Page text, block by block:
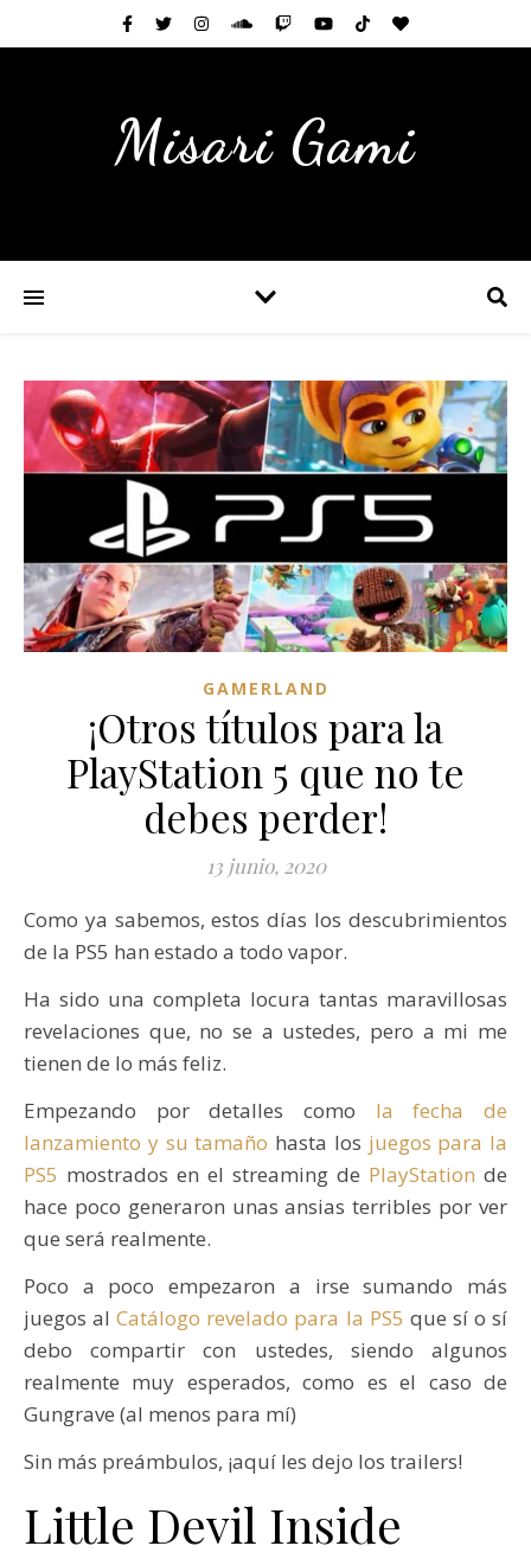
Misari Gami
GAMERLAND
¡Otros títulos para la
PlayStation 5 que no te
debes perder!
13 junio, 2020
Como ya sabemos, estos días los descubrimientos
de la PS5 han estado a todo vapor.
Ha sido una completa locura tantas maravillosas
revelaciones que, no se a ustedes, pero a mi me
tienen de lo más feliz.
Empezando por detalles como la fecha de
lanzamiento y su tamaño hasta los juegos para la
PS5 mostrados en el streaming de PlayStation de
hace poco generaron unas ansias terribles por ver
que será realmente.
Poco a poco empezaron a irse sumando más
juegos alCatálogo revelado para la PS5 que sí o sí
debo compartir con ustedes, siendo algunos
realmente muy esperados, como es el caso de
Gungrave (al menos para mí)
Sin más preámbulos, ¡aquí les dejo los trailers!
Little Devil Inside